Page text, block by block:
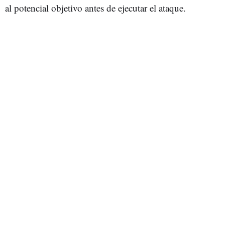
al potencial objetivo antes de ejecutar el ataque.